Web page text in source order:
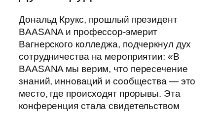
Дональд Крукс, прошлый президент
BAASANA и профессор-эмерит
Вагнерского колледжа, подчеркнул дух
сотрудничества на мероприятии: «В
BAASANA мы верим, что пересечение
знаний, инноваций и сообщества — это
место, где происходят прорывы. Эта
конференция стала свидетельством